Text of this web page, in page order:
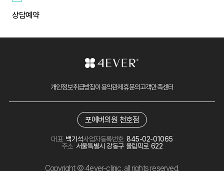
상담예약
개인정보취급방침이용약관제휴문의고객만족센터
포에버의원 천호점
대표 백기석사업자등록번호 845-02-01065
주소 서울특별시 강동구 올림픽로 622
Copyright © 4ever-clinic. all rights reserved.